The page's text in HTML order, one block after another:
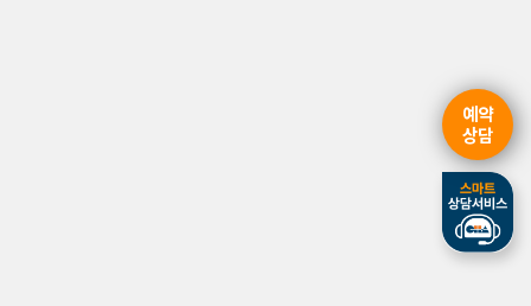
예약
상담